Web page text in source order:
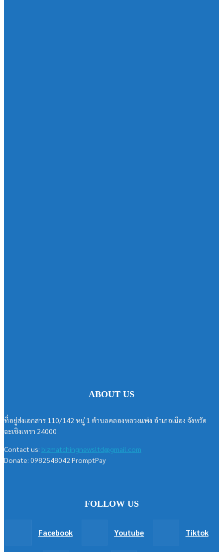
ABOUT US
ที่อยู่ส่งเอกสาร 110/142 หมู่ 1 ตำบลคลองหลวงแพ่ง อำเภอเมือง จังหวัด
ฉะเชิงเทรา 24000
Contact us: bizmatchingnewsltd@gmail.com
Donate: 0982548042 PromptPay
FOLLOW US
Facebook Youtube Tiktok